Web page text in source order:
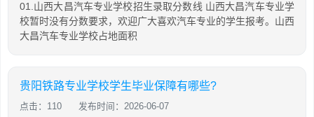
01.山西大昌汽车专业学校招生录取分数线 山西大昌汽车专业学
校暂时没有分数要求，欢迎广大喜欢汽车专业的学生报考。山西
大昌汽车专业学校占地面积
贵阳铁路专业学校学生毕业保障有哪些?
点击：110 发布时间：2026-06-07